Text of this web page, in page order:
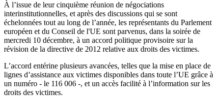
À l’issue de leur cinquième réunion de négociations
interinstitutionnelles, et après des discussions qui se sont
échelonnées tout au long de l’année, les représentants du Parlement
européen et du Conseil de l'UE sont parvenus, dans la soirée de
mercredi 10 décembre, à un accord politique provisoire sur la
révision de la directive de 2012 relative aux droits des victimes.
L’accord entérine plusieurs avancées, telles que la mise en place de
lignes d’assistance aux victimes disponibles dans toute l’UE grâce à
un numéro - le 116 006 -, et un accès facilité à l’information sur les
droits des victimes.